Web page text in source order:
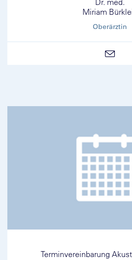
Dr. med.
Miriam
Oberärztin
Terminvereinbarung